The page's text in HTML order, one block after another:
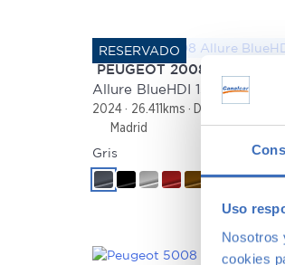
Uso
Nosotros
cookies
PEUGEOT 2008
2024 26.411kms Diésel
Madrid
Gris
+2